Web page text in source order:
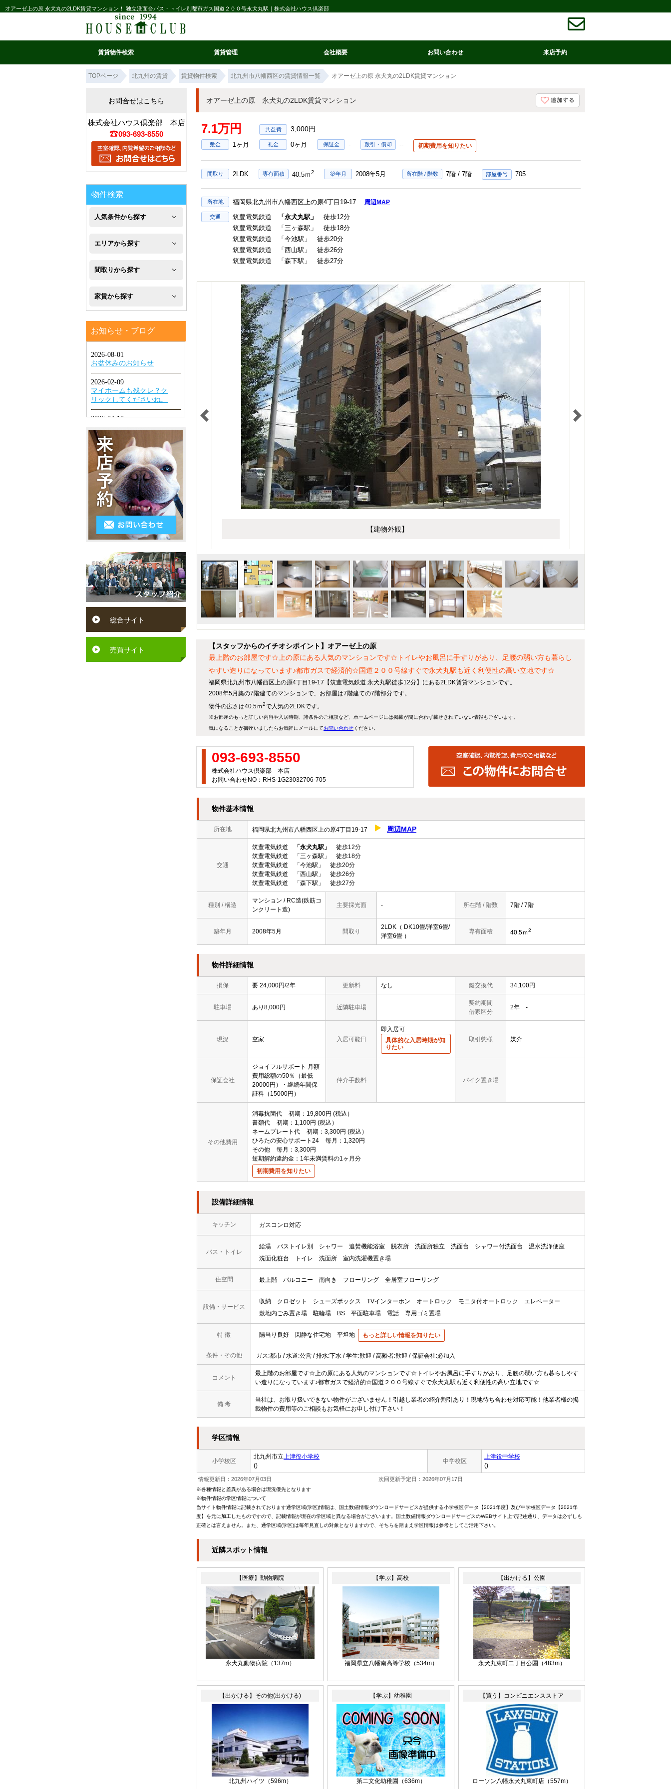
オアーゼ上の原 永犬丸の2LDK賃貸マンション！ 独立洗面台バス・トイレ別都市ガス国道２００号永犬丸駅｜株式会社ハウス倶楽部
賃貸物件検索
条件検索
お気に入り
閲覧履歴
マイ条件リスト
賃貸管理 会社概要 お問い合わせ 来店予約
TOPページ 北九州の賃貸 賃貸物件検索 北九州市八幡西区の賃貸情報一覧 オアーゼ上の原 永犬丸の2LDK賃貸マンション
オアーゼ上の原 永犬丸の2LDK賃貸マンション
7.1万円 3,000円
敷金 1ヶ月 礼金 0ヶ月 保証金 - 敷引・償却 -- 初期費用を知りたい
間取り 2LDK 専有面積 40.5ｍ2 築年月 2008年5月 所在階 / 階数 7階 / 7階 705
所在地 福岡県北九州市八幡西区上の原4丁目19-17 周辺MAP
交通 筑豊電気鉄道 「永犬丸駅」
徒歩12分
筑豊電気鉄道 「三ヶ森駅」 徒歩18分
筑豊電気鉄道 「今池駅」 徒歩20分
筑豊電気鉄道 「西山駅」 徒歩26分
筑豊電気鉄道 「森下駅」 徒歩27分
【建物外観】
【スタッフからのイチオシポイント】オアーゼ上の原
最上階のお部屋です☆上の原にある人気のマンションです☆トイレやお風呂に手すりがあり、足腰の弱い方も暮らし
やすい造りになっています♪都市ガスで経済的☆国道２００号線すぐで永犬丸駅も近く利便性の高い立地です☆
福岡県北九州市八幡西区上の原4丁目19-17【筑豊電気鉄道 永犬丸駅徒歩12分】にある2LDK賃貸マンションです。
2008年5月築の7階建てのマンションで、お部屋は7階建ての7階部分です。
物件の広さは40.5ｍ2で人気の2LDKです。
※お部屋のもっと詳しい内容や入居時期、諸条件のご相談など、ホームページには掲載が間に合わず載せきれていない情報もございます。
気になることが御座いましたらお気軽にメールにてお問い合わせください。
093-693-8550
株式会社ハウス倶楽部 本店
お問い合わせNO：RHS-1G23032706-705
物件基本情報
所在地 福岡県北九州市八幡西区上の原4丁目19-17 周辺MAP
交通
筑豊電気鉄道 「永犬丸駅」
徒歩12分
筑豊電気鉄道 「三ヶ森駅」 徒歩18分
筑豊電気鉄道 「今池駅」 徒歩20分
筑豊電気鉄道 「西山駅」 徒歩26分
筑豊電気鉄道 「森下駅」 徒歩27分
種別 / 構造
マンション / RC造(鉄筋コ
ンクリート造)
主要採光面 - 所在階 / 階数 7階 / 7階
築年月 2008年5月 間取り
2LDK（ DK10畳/洋室6畳/
洋室6畳 ）
専有面積 40.5ｍ2
物件詳細情報
損保 要 24,000円/2年 更新料 なし 鍵交換代 34,100円
駐車場 あり8,000円 近隣駐車場
契約期間
借家区分
2年 -
現況 空家 入居可能日
即入居可
具体的な入居時期が知
りたい
取引態様 媒介
保証会社
ジョイフルサポート 月額
費用総額の50％（最低
20000円）・継続年間保
証料（15000円）
仲介手数料 バイク置き場
その他費用
消毒抗菌代 初期 19,800円
税込
書類代
初期 1,100円
税込
ネームプレート代
初期 3,300円
税込
ひろたの安心サポート24
毎月
1,320円
その他
毎月
3,300円
短期解約違約金：1年未満賃料の1ヶ月分
初期費用を知りたい
設備詳細情報
キッチン ガスコンロ対応
バス・トイレ
給湯 バストイレ別 シャワー 追焚機能浴室 脱衣所 洗面所独立 洗面台 シャワー付洗面台
温水洗浄便座
洗面化粧台
トイレ 洗面所 室内洗濯機置き場
住空間 最上階 バルコニー 南向き フローリング 全居室フローリング
設備・サービス
収納 クロゼット シューズボックス TVインターホン オートロック モニタ付オートロック
エレベーター
敷地内ごみ置き場
駐輪場 BS 平面駐車場 電話 専用ゴミ置場
特 徴 陽当り良好 閑静な住宅地 平坦地 もっと詳しい情報を知りたい
条件・その他 ガス:都市 / 水道:公営 / 排水:下水 / 学生:歓迎 / 高齢者:歓迎 / 保証会社:必加入
コメント
最上階のお部屋です☆上の原にある人気のマンションです☆トイレやお風呂に手すりがあり、足腰の弱い方も暮らしやす
い造りになっています♪都市ガスで経済的☆国道２００号線すぐで永犬丸駅も近く利便性の高い立地です☆
備 考
当社は、お取り扱いできない物件がございません！引越し業者の紹介割引あり！現地待ち合わせ対応可能！他業者様の掲
載物件の費用等のご相談もお気軽にお申し付け下さい！
学区情報
小学校区
北九州市立上津役小学校
()
中学校区
上津役中学校
()
情報更新日：2026年07月03日 次回更新予定日：2026年07月17日
※各種情報と差異がある場合は現況優先となります
※物件情報の学区情報について
当サイト物件情報に記載されております通学区域(学区)情報は、国土数値情報ダウンロードサービスが提供する小学校区データ【2021年度】及び中学校区データ【2021年
度】を元に加工したものですので、記載情報が現在の学区域と異なる場合がございます。国土数値情報ダウンロードサービスのWEBサイト上で記述通り、データは必ずしも
正確とは言えません。また、通学区域(学区)は毎年見直しの対象となりますので、そちらを踏まえ学区情報は参考としてご活用下さい。
近隣スポット情報
【医療】動物病院
永犬丸動物病院（137m）
【学ぶ】高校
福岡県立八幡南高等学校（534m）
【出かける】公園
永犬丸東町二丁目公園 （483m）
【出かける】その他(出かける)
北九州ハイツ （596m）
【学ぶ】幼稚園
第二文化幼稚園 （636m）
【買う】コンビニエンスストア
ローソン八幡永犬丸東町店（557m）
お問合せはこちら
株式会社ハウス倶楽部 本店
093-693-8550
物件検索
人気条件から探す
新
ロ
ー
リ
グ
エ
ア
コ
ン
シ
ス
ム
チ
ン
ペ
ッ
ト
可
エリアから探す
八
西
幡
東
区
小
北
小
倉
南
区
遠
賀
町
水
巻
芦
間取りから探す
1R・
1K・
1DK・
2K・
2DK・
2LDK
3K・
3DK・
3LDK
4K
以
上
家賃から探す
４
万
円
以
下
４
円
５
万
５
円
～
６
万
円
お知らせ・ブログ
総合サイト
売買サイト